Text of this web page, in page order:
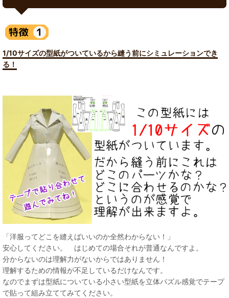
1/10サイズの型紙がついているから縫う前にシミュレーションでき
る！
「洋服ってどこを縫えばいいのか全然わからない！」
安心してください。 はじめての場合それが普通なんですよ。
分からないのは理解力がないからではありません！
理解するための情報が不足しているだけなんです。
なのでまずは型紙についている小さい型紙を立体パズル感覚でテープ
で貼って組み立ててみてください。